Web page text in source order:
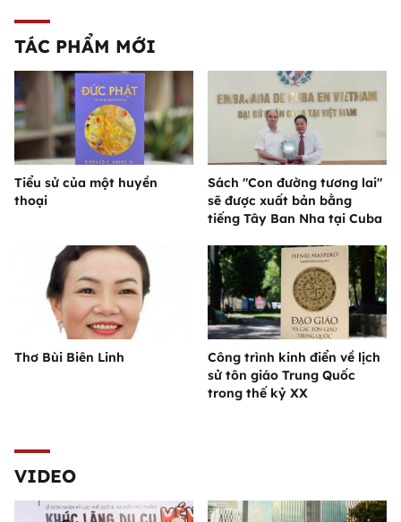
TÁC PHẨM MỚI
Tiểu sử của một huyền
thoại
Sách "Con đường tương lai"
sẽ được xuất bản bằng
tiếng Tây Ban Nha tại Cuba
Thơ Bùi Biên Linh
Công trình kinh điển về lịch
sử tôn giáo Trung Quốc
trong thế kỷ XX
VIDEO